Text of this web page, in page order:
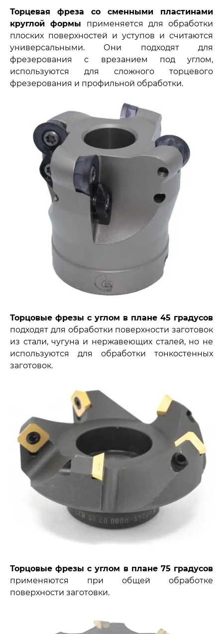
Торцевая фреза со сменными пластинами
круглой формы применяется для обработки
плоских поверхностей и уступов и считаются
универсальными. Они подходят для
фрезерования с врезанием под углом,
используются для сложного торцевого
фрезерования и профильной обработки.
Торцовые фрезы с углом в плане 45 градусов
подходят для обработки поверхности заготовок
из стали, чугуна и нержавеющих сталей, но не
используются для обработки тонкостенных
заготовок.
Торцовые фрезы с углом в плане 75 градусов
применяются при общей обработке
поверхности заготовки.